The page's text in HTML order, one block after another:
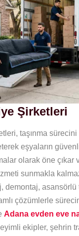
Şirketleri
taşınma
eşyaların
olarak öne çıkar
sunmakla
demontaj, asansörlü
çözümlerle
Adana evden eve
ekipler, şehrin